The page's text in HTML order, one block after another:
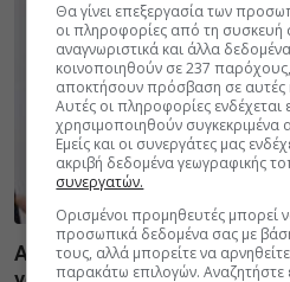
Αδ. Γεωργιάδης στη Ρόδο:
Θα γίνει επεξεργασία των
οι πληροφορίες από τη συσκευή
αναγνωριστικά και άλλα
κοινοποιηθούν σε 237
αποκτήσουν πρόσβαση σε αυτές
Αυτές οι πληροφορίες ενδέχεται
χρησιμοποιηθούν συγκεκριμένα
Εμείς και οι συνεργάτες μας
ακριβή δεδομένα γεωγραφικής
συνεργατών.
Ορισμένοι προμηθευτές μπορεί
προσωπικά δεδομένα σας με
τους, αλλά μπορείτε να
παρακάτω επιλογών.